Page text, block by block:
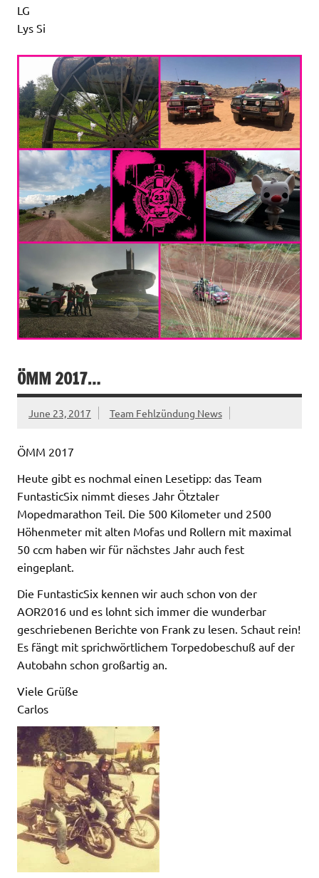
LG
Lys Si
ÖMM 2017…
June 23, 2017 Team Fehlzündung News
ÖMM 2017
Heute gibt es nochmal einen Lesetipp: das Team
FuntasticSix nimmt dieses Jahr Ötztaler
Mopedmarathon Teil. Die 500 Kilometer und 2500
Höhenmeter mit alten Mofas und Rollern mit maximal
50 ccm haben wir für nächstes Jahr auch fest
eingeplant.
Die FuntasticSix kennen wir auch schon von der
AOR2016 und es lohnt sich immer die wunderbar
geschriebenen Berichte von Frank zu lesen. Schaut rein!
Es fängt mit sprichwörtlichem Torpedobeschuß auf der
Autobahn schon großartig an.
Viele Grüße
Carlos